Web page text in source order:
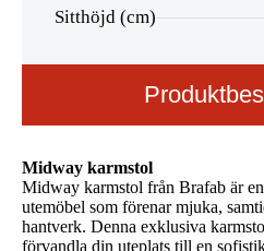
Midway karmstol
Midway karmstol från Brafab är
utemöbel som förenar mjuka,
hantverk. Denna exklusiva
förvandla din uteplats till en
Sitthöjd (cm)